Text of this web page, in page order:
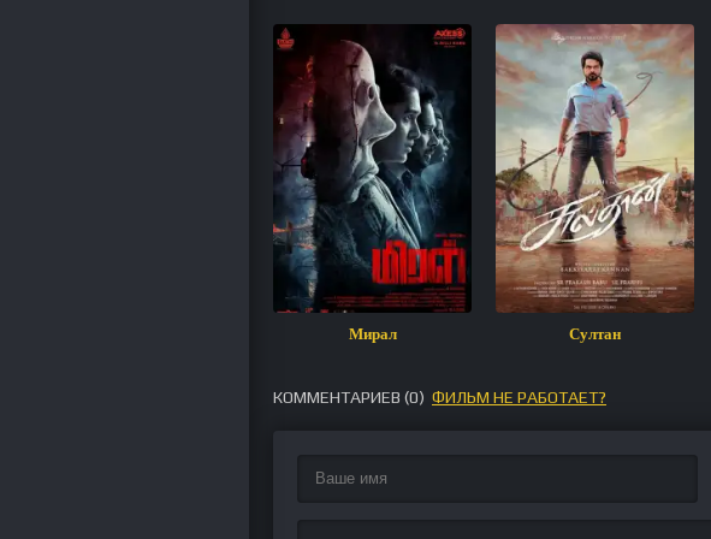
Мирал Султан
КОММЕНТАРИЕВ (0) ФИЛЬМ НЕ РАБОТАЕТ?